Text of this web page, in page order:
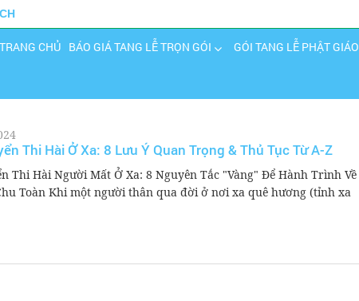
TRANG CHỦ BÁO GIÁ TANG LỄ TRỌN GÓI GÓI TANG LỄ PHẬT GIÁO
Thi Hài Ở Xa: 8 Lưu Ý Quan Trọng & Thủ Tục Từ A-Z
Thi Hài Người Mất Ở Xa: 8 Nguyên Tắc "Vàng" Để Hành Trình Về
Toàn Khi một người thân qua đời ở nơi xa quê hương (tỉnh xa